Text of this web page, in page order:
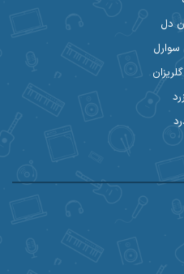
ابوالحسن جاویدان
احسان دریادل
احسان علیانی
دل
سوارل